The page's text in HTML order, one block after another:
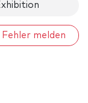
Fehler melden